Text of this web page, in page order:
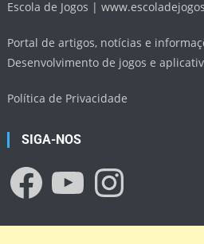
Escola de Jogos |
Portal de artigos, notícias e
Desenvolvimento de jogos e
Política de Privacidade
SIGA-NOS